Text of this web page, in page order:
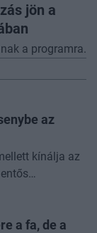
jön a
a programra.
az
kínálja az
a fa, de a